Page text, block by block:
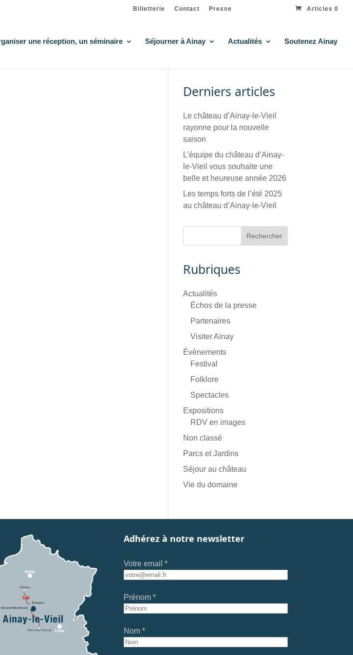
Billetterie Contact Presse Articles 0
une réception, un séminaire Séjourner à Ainay Actualités Soutenez Ainay
Derniers articles
Le château d’Ainay-le-Vieil
rayonne pour la nouvelle
saison
L’équipe du château d’Ainay-
le-Vieil vous souhaite une
belle et heureuse année 2026
Les temps forts de l’été 2025
au château d’Ainay-le-Vieil
Rubriques
Actualités
Échos de la presse
Partenaires
Visiter Ainay
Évènements
Festival
Folklore
Spectacles
Expositions
RDV en images
Non classé
Parcs et Jardins
Séjour au château
Vie du domaine
Adhérez à notre newsletter
Votre email *
Prénom *
Nom *